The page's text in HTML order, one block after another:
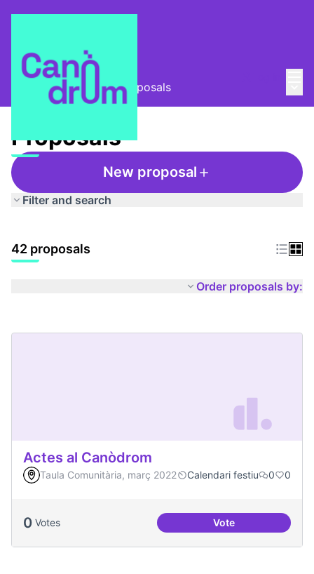
Taula Comunitària / Proposals
Proposals
New proposal
Filter and search
42 proposals
Order proposals by:
Actes al Canòdrom
Taula Comunitària, març 2022 Calendari festiu 0 0
0 Votes VoteActes al Canòdrom